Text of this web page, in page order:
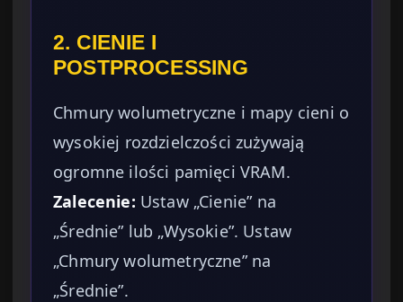
2. CIENIE I
POSTPROCESSING
Chmury wolumetryczne i mapy cieni o
wysokiej rozdzielczości zużywają
ogromne ilości pamięci VRAM.
Zalecenie: Ustaw „Cienie” na
„Średnie” lub „Wysokie”. Ustaw
„Chmury wolumetryczne” na
„Średnie”.